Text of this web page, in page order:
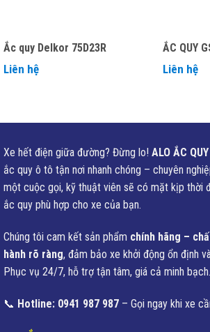
Ắc quy Delkor 75D23R
Liên hệ
ẮC QUY
Liên hệ
Xe hết điện giữa đường? Đừng lo! ALO ẮC QUY
ắc quy ô tô tận nơi nhanh chóng – chuyên
một cuộc gọi, kỹ thuật viên sẽ có mặt kịp thời
ắc quy phù hợp cho xe của bạn.
Chúng tôi cam kết sản phẩm chính hãng –
hành rõ ràng, đảm bảo xe khởi động ổn định
Phục vụ 24/7, hỗ trợ tận tâm, giá cả minh bạch.
📞 Hotline: 0941 987 987 – Gọi ngay khi xe